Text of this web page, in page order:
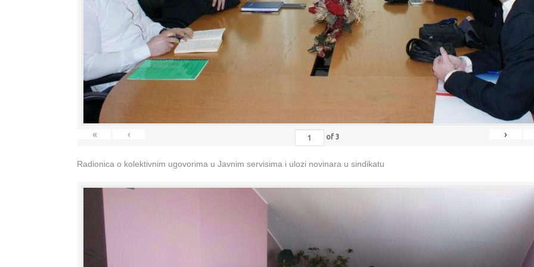
« ‹ of 3 ›
Radionica o kolektivnim ugovorima u Javnim servisima i ulozi novinara u sindikatu